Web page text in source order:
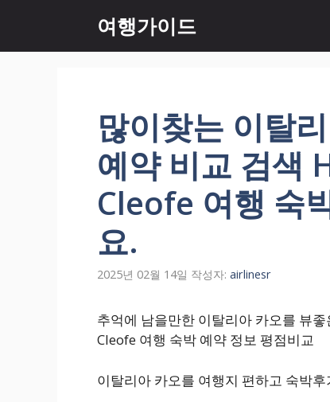
츠
여행가이드
많이찾는 이탈
예약 비교 검색
Cleofe 여행 숙
요.
2025년 02월 14일 작성자: airlinesr
추억에 남을만한 이탈리아 카오를 뷰
Cleofe 여행 숙박 예약 정보 평점비교
이탈리아 카오를 여행지 편하고 숙박